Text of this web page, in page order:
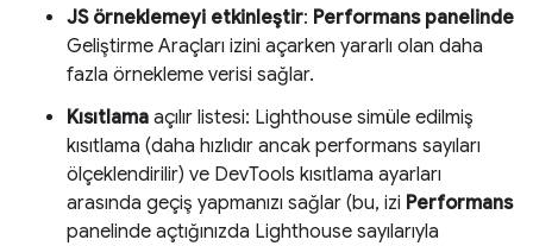
JS örneklemeyi etkinleştir: Performans panelinde
Geliştirme Araçları izini açarken yararlı olan daha
fazla örnekleme verisi sağlar.
Kısıtlama açılır listesi: Lighthouse simüle edilmiş
kısıtlama (daha hızlıdır ancak performans sayıları
ölçeklendirilir) ve DevTools kısıtlama ayarları
arasında geçiş yapmanızı sağlar (bu, izi Performans
panelinde açtığınızda Lighthouse sayılarıyla